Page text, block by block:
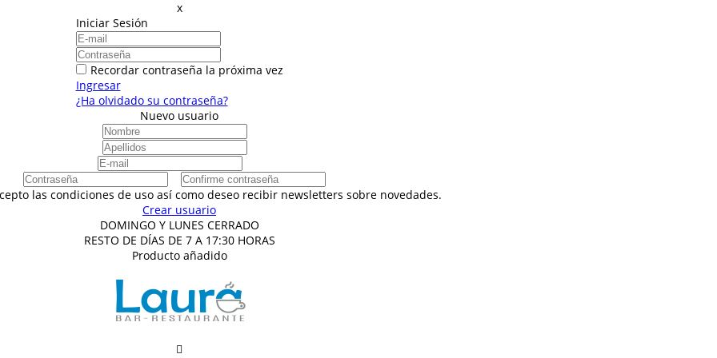
x
Iniciar Sesión
Recordar contraseña la próxima vez
Ingresar
¿Ha olvidado su contraseña?
Nuevo usuario
las condiciones de uso así como deseo recibir newsletters sobre novedades.
Crear usuario
DOMINGO Y LUNES CERRADO
RESTO DE DÍAS DE 7 A 17:30 HORAS
Producto añadido